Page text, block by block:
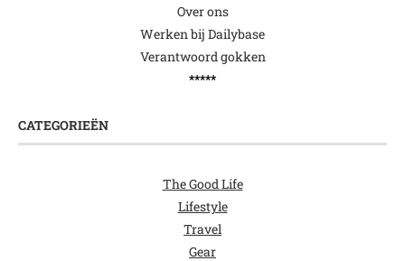
Over ons
Werken bij Dailybase
Verantwoord gokken
*****
CATEGORIEËN
The Good Life
Lifestyle
Travel
Gear